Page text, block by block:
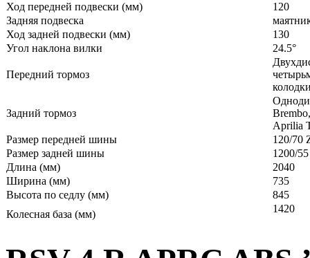
Ход передней подвески (мм)
120
Задняя подвеска
Ход задней подвески (мм)
130
Угол наклона вилки
24.5°
Передний тормоз
Задний тормоз
Aprilia
Размер передней шины
120/70
Размер задней шины
1200/
Длина (мм)
2040
Ширина (мм)
735
Высота по седлу (мм)
845
Колесная база (мм)
1420